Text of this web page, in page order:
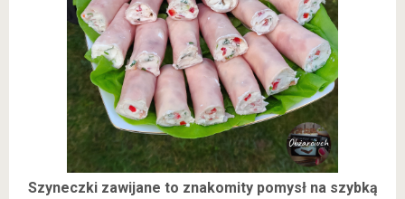
Szyneczki zawijane to znakomity pomysł na szybką